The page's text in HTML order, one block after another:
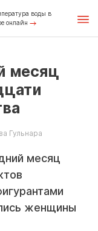
воды в
онлайн
месяц
Гульнара
месяц
женщины